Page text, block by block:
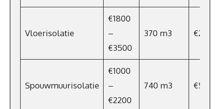
Vloerisolatie
€1800
–
€3500
370 m3 €274
Spouwmuurisolatie
€1000
–
€2200
740 m3 €548